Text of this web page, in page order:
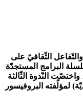
الثّقافيّ على
البرامج المستجدّة
واختصّت النّدوة الثّالثة
لمؤلّفته البروفيسور